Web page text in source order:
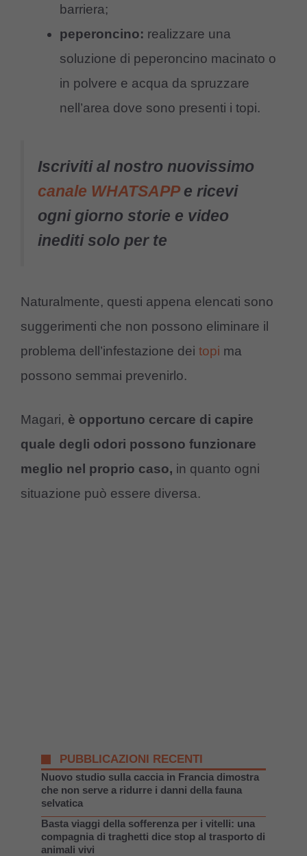
barriera;
peperoncino: realizzare una
soluzione di peperoncino macinato o
in polvere e acqua da spruzzare
nell’area dove sono presenti i topi.
Iscriviti al nostro nuovissimo
canale WHATSAPPe ricevi
ogni giorno storie e video
inediti solo per te
Naturalmente, questi appena elencati sono
suggerimenti che non possono eliminare il
problema dell’infestazione dei topi ma
possono semmai prevenirlo.
Magari, è opportuno cercare di capire
quale degli odori possono funzionare
meglio nel proprio caso, in quanto ogni
situazione può essere diversa.
PUBBLICAZIONI RECENTI
Nuovo studio sulla caccia in Francia dimostra
che non serve a ridurre i danni della fauna
selvatica
Basta viaggi della sofferenza per i vitelli: una
compagnia di traghetti dice stop al trasporto di
animali vivi